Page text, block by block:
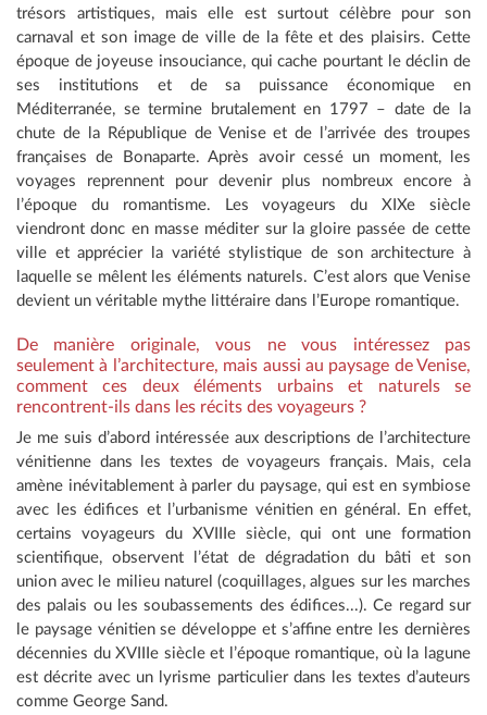
trésors artistiques, mais elle est surtout célèbre pour son
carnaval et son image de ville de la fête et des plaisirs. Cette
époque de joyeuse insouciance, qui cache pourtant le déclin de
ses institutions et de sa puissance économique en
Méditerranée, se termine brutalement en 1797 – date de la
chute de la République de Venise et de l’arrivée des troupes
françaises de Bonaparte. Après avoir cessé un moment, les
voyages reprennent pour devenir plus nombreux encore à
l’époque du romantisme. Les voyageurs du XIXe siècle
viendront donc en masse méditer sur la gloire passée de cette
ville et apprécier la variété stylistique de son architecture à
laquelle se mêlent les éléments naturels. C’est alors que Venise
devient un véritable mythe littéraire dans l’Europe romantique.
De manière originale, vous ne vous intéressez pas
seulement à l’architecture, mais aussi au paysage de Venise,
comment ces deux éléments urbains et naturels se
rencontrent-ils dans les récits des voyageurs ?
Je me suis d’abord intéressée aux descriptions de l’architecture
vénitienne dans les textes de voyageurs français. Mais, cela
amène inévitablement à parler du paysage, qui est en symbiose
avec les édifices et l’urbanisme vénitien en général. En effet,
certains voyageurs du XVIIIe siècle, qui ont une formation
scientifique, observent l’état de dégradation du bâti et son
union avec le milieu naturel (coquillages, algues sur les marches
des palais ou les soubassements des édifices...). Ce regard sur
le paysage vénitien se développe et s’affine entre les dernières
décennies du XVIIIe siècle et l’époque romantique, où la lagune
est décrite avec un lyrisme particulier dans les textes d’auteurs
comme George Sand.